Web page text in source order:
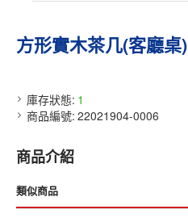
方形實木茶几(客廳桌)
庫存狀態: 1
商品編號: 22021904-0006
類似商品
商品介紹